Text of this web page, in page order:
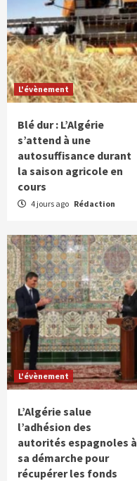
L'évènement
Blé dur : L’Algérie
s’attend à une
autosuffisance durant
la saison agricole en
cours
4 jours ago Rédaction
L'évènement
L’Algérie salue
l’adhésion des
autorités espagnoles à
sa démarche pour
récupérer les fonds